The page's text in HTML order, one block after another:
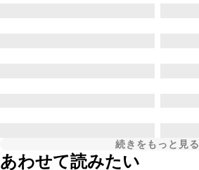
続きをもっと見る
あわせて読みたい